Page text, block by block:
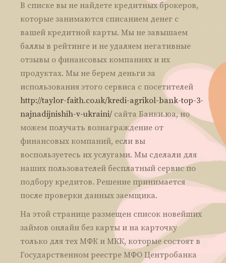
В списке вы не найдете кредитных брокеров,
которые занимаются списанием денег с
вашей кредитной карты. Мы не завышаем
баллы в рейтинге и не удаляем негативные
отзывы о финансовых компаниях и их
продуктах. Мы не берем деньги за
использования этого сервиса с посетителей
http://taylor-faith.co.uk/kredi-agrikol-bank-top-3-
najnadijnishih-v-ukraini/ сайта Банки.юа, но
можем получать вознаграждение от
финансовых компаний, если вы
воспользуетесь их услугами. Мы сделали для
наших пользователей бесплатный сервис по
подбору кредитов. Решение принимается
после проверки данных заемщика.
На этой странице размещен список новейших
займов онлайн без карты и на карточку
только для тех МФК и МКК, которые состоят в
Государственном реестре МФО Центробанка